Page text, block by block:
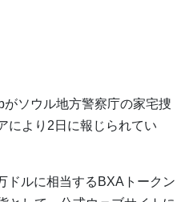
ソウル地方警察庁の家宅捜
により2日に報じられてい
ドルに相当するBXAトークン